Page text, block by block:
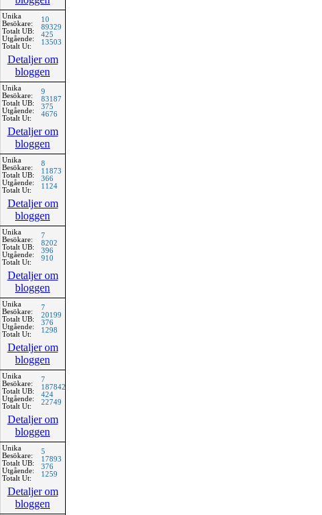
Unika
Besökare:
Totalt UB:
Utgående:
Totalt Ut:
10
89329
425
13503
Detaljer om
bloggen
Unika
Besökare:
Totalt UB:
Utgående:
Totalt Ut:
9
83187
375
4676
Detaljer om
bloggen
Unika
Besökare:
Totalt UB:
Utgående:
Totalt Ut:
8
11873
366
1124
Detaljer om
bloggen
Unika
Besökare:
Totalt UB:
Utgående:
Totalt Ut:
7
8202
396
910
Detaljer om
bloggen
Unika
Besökare:
Totalt UB:
Utgående:
Totalt Ut:
7
20199
376
1298
Detaljer om
bloggen
Unika
Besökare:
Totalt UB:
Utgående:
Totalt Ut:
7
187842
424
22749
Detaljer om
bloggen
Unika
Besökare:
Totalt UB:
Utgående:
Totalt Ut:
5
17893
376
1259
Detaljer om
bloggen